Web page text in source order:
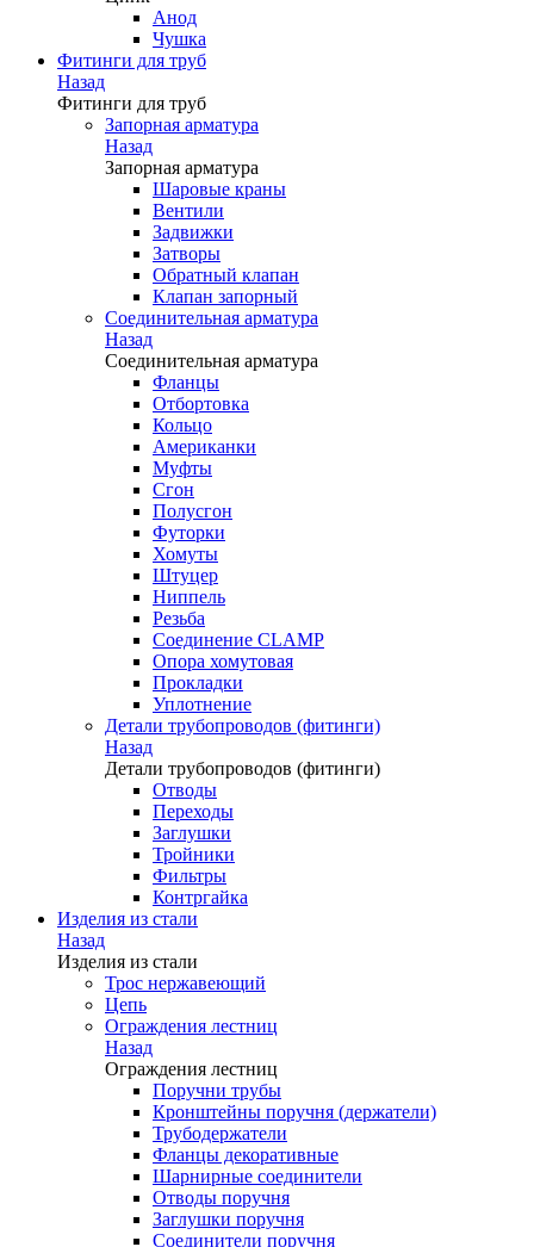
Анод
Чушка
Фитинги для труб
Назад
Фитинги для труб
Запорная арматура
Назад
Запорная арматура
Шаровые краны
Вентили
Задвижки
Затворы
Обратный клапан
Клапан запорный
Соединительная арматура
Назад
Соединительная арматура
Фланцы
Отбортовка
Кольцо
Американки
Муфты
Сгон
Полусгон
Футорки
Хомуты
Штуцер
Ниппель
Резьба
Соединение CLAMP
Опора хомутовая
Прокладки
Уплотнение
Детали трубопроводов (фитинги)
Назад
Детали трубопроводов (фитинги)
Отводы
Переходы
Заглушки
Тройники
Фильтры
Контргайка
Изделия из стали
Назад
Изделия из стали
Трос нержавеющий
Цепь
Ограждения лестниц
Назад
Ограждения лестниц
Поручни трубы
Кронштейны поручня (держатели)
Трубодержатели
Фланцы декоративные
Шарнирные соединители
Отводы поручня
Заглушки поручня
Соединители поручня